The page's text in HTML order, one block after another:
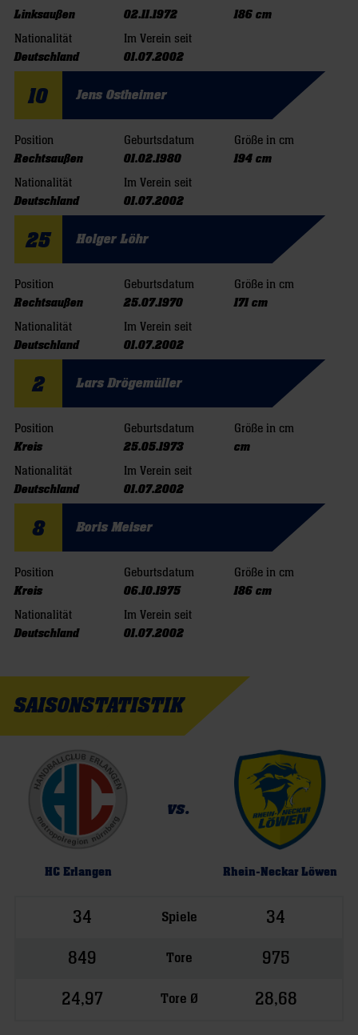
Linksaußen
02.11.1972
186 cm
Nationalität
Deutschland
Im Verein seit
01.07.2002
10 Jens Ostheimer
Position
Rechtsaußen
Geburtsdatum
01.02.1980
Größe in cm
194 cm
Nationalität
Deutschland
Im Verein seit
01.07.2002
25 Holger Löhr
Position
Rechtsaußen
Geburtsdatum
25.07.1970
Größe in cm
171 cm
Nationalität
Deutschland
Im Verein seit
01.07.2002
2 Lars Drögemüller
Position
Kreis
Geburtsdatum
25.05.1973
Größe in cm
cm
Nationalität
Deutschland
Im Verein seit
01.07.2002
8 Boris Meiser
Position
Kreis
Geburtsdatum
06.10.1975
Größe in cm
186 cm
Nationalität
Deutschland
Im Verein seit
01.07.2002
SAISONSTATISTIK
HC Erlangen
vs.
Rhein-Neckar Löwen
34 Spiele 34
849 Tore 975
24,97 Tore Ø 28,68